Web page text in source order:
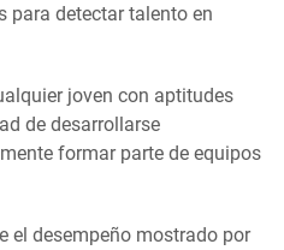
para detectar talento en
joven con aptitudes
de desarrollarse
formar parte de equipos
el desempeño mostrado por